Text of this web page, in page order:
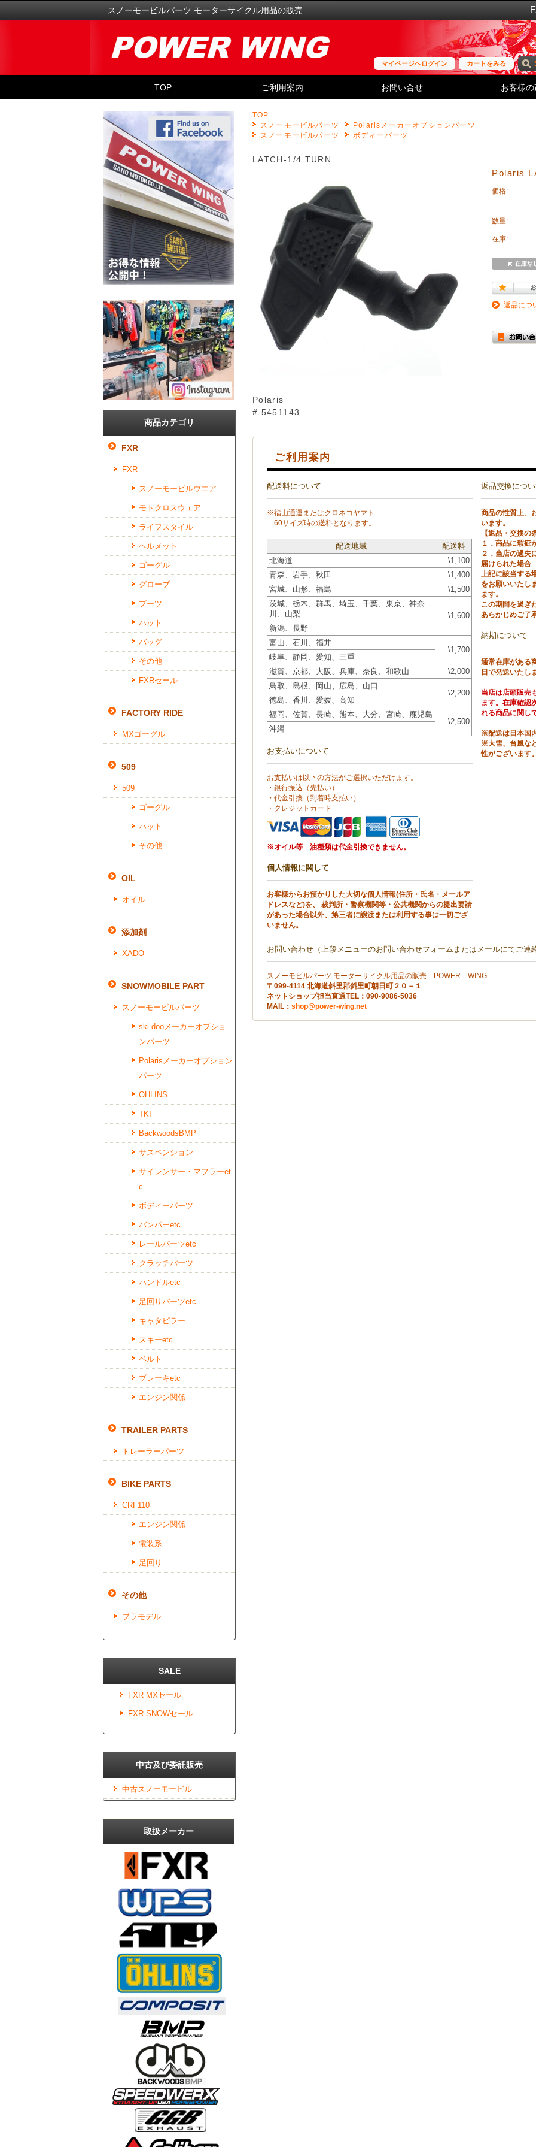
スノーモービルパーツ モーターサイクル用品の販売
マイページへログイン カートをみる
TOP ご利用案内 お問い合せ お客様の
TOP
スノーモービルパーツ
Polarisメーカーオプションパーツ
スノーモービルパーツ
ボディーパーツ
LATCH-1/4 TURN
Polaris
価格:
数量:
在庫:
返品につ
Polaris
# 5451143
ご利用案内
配送料について
※福山通運またはクロネコヤマト
60サイズ時の送料となります。
配送地域
配送料
北海道
\1,100
青森、岩手、秋田
\1,400
宮城、山形、福島
\1,500
茨城、栃木、群馬、埼玉、千葉、東京、神奈
川、山梨
\1,600
新潟、長野
富山、石川、福井
\1,700
岐阜、静岡、愛知、三重
滋賀、京都、大阪、兵庫、奈良、和歌山
\2,000
鳥取、島根、岡山、広島、山口
\2,200
徳島、香川、愛媛、高知
福岡、佐賀、長崎、熊本、大分、宮崎、鹿児島
\2,500
沖縄
お支払いについて
お支払いは以下の方法がご選択いただけます。
・銀行振込（先払い）
・代金引換（到着時支払い）
・クレジットカード
※オイル等 油種類は代金引換できません。
個人情報に関して
お客様からお預かりした大切な個人情報(住所・氏名・メールア
ドレスなど)を、 裁判所・警察機関等・公共機関からの提出要請
があった場合以外、第三者に譲渡または利用する事は一切ござ
いません。
返品交換につ
商品の性質上、
います。
【返品・交換の
１．商品に瑕疵
２．当店の過失
届けられた場合
上記に該当する
をお願いいたし
ます。
この期間を過ぎ
あらかじめご了
納期について
通常在庫がある
日で発送いたし
当店は店頭販売
ます。在庫確認
れる商品に関し
※配送は日本国
※大雪、台風な
性がございます
お問い合わせ（上段メニューのお問い合わせフォームまたはメールにてご連
スノーモビルパーツ モーターサイクル用品の販売 POWER WING
〒099-4114 北海道斜里郡斜里町朝日町２０－１
ネットショップ担当直通TEL：090-9086-5036
MAIL： shop@power-wing.net
商品カテゴリ
FXR
FXR
スノーモービルウエア
モトクロスウェア
ライフスタイル
ヘルメット
ゴーグル
グローブ
ブーツ
ハット
バッグ
その他
FXRセール
FACTORY RIDE
MXゴーグル
509
509
ゴーグル
ハット
その他
OIL
オイル
添加剤
XADO
SNOWMOBILE PART
スノーモービルパーツ
ski-dooメーカーオプショ
ンパーツ
Polarisメーカーオプション
パーツ
OHLINS
TKI
BackwoodsBMP
サスペンション
サイレンサー・マフラーet
c
ボディーパーツ
バンパーetc
レールパーツetc
クラッチパーツ
ハンドルetc
足回りパーツetc
キャタピラー
スキーetc
ベルト
ブレーキetc
エンジン関係
TRAILER PARTS
トレーラーパーツ
BIKE PARTS
CRF110
エンジン関係
電装系
足回り
その他
プラモデル
SALE
FXR MXセール
FXR SNOWセール
中古及び委託販売
中古スノーモービル
取扱メーカー